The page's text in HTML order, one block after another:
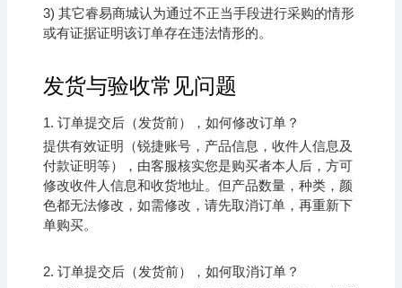
3) 其它睿易商城认为通过不正当手段进行采购的情形
或有证据证明该订单存在违法情形的。
发货与验收常见问题
1. 订单提交后（发货前），如何修改订单？
提供有效证明（锐捷账号，产品信息，收件人信息及
付款证明等），由客服核实您是购买者本人后，方可
修改收件人信息和收货地址。但产品数量，种类，颜
色都无法修改，如需修改，请先取消订单，再重新下
单购买。
2. 订单提交后（发货前），如何取消订单？